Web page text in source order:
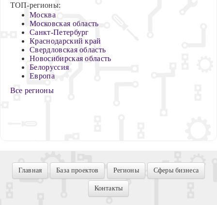
ТОП-регионы:
Москва
Московская область
Санкт-Петербург
Краснодарский край
Свердловская область
Новосибирская область
Белоруссия
Европа
Все регионы
Главная База проектов Регионы Сферы бизнеса
Контакты